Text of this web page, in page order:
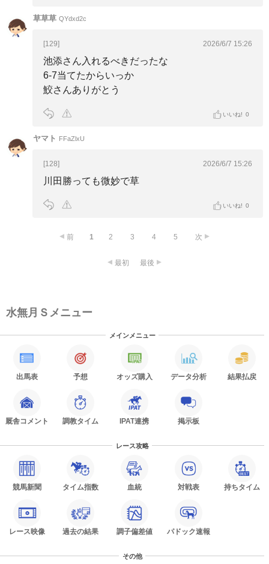
草草草 QYdxd2c
[129] 2026/6/7 15:26
池添さん入れるべきだったな
6-7当てたからいっか
鮫さんありがとう
いいね! 0
ヤマト FFaZlxU
[128] 2026/6/7 15:26
川田勝っても微妙で草
いいね! 0
前 1 2 3 4 5 次
最初 最後
水無月Ｓメニュー
メインメニュー
出馬表 予想 オッズ購入 データ分析 結果払戻
厩舎コメント 調教タイム IPAT連携 掲示板
レース攻略
競馬新聞 タイム指数 血統 対戦表 持ちタイム
レース映像 過去の結果 調子偏差値 パドック速報
その他